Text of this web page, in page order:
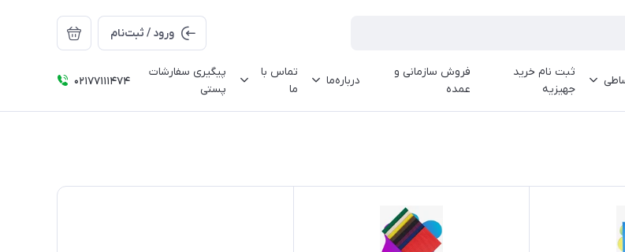
ورود / ثبت‌نام
ثبت نام خرید
جهیزیه
فروش سازمانی و
عمده
درباره‌ما
تماس با
ما
پیگیری سفارشات
پستی
02177111474